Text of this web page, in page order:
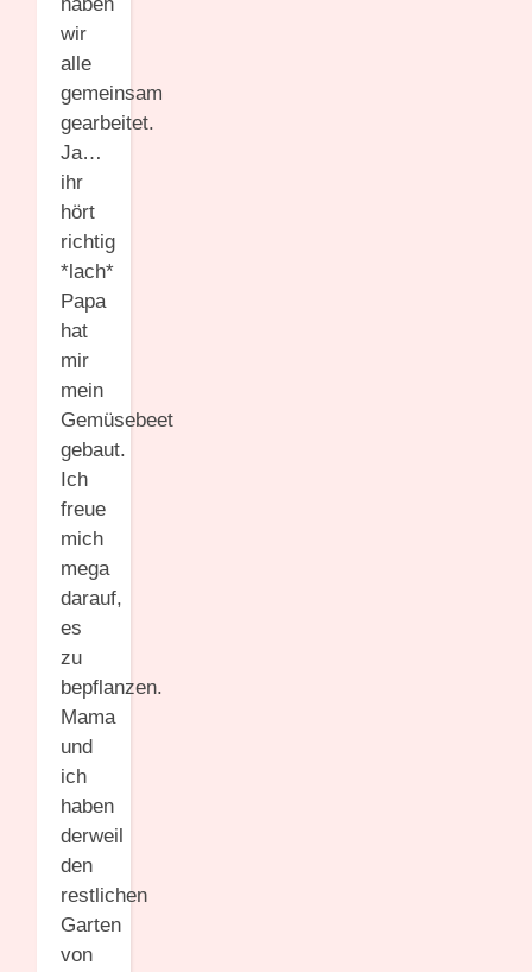
haben
wir
alle
gemeinsam
gearbeitet.
Ja…
ihr
hört
richtig
*lach*
Papa
hat
mir
mein
Gemüsebeet
gebaut.
Ich
freue
mich
mega
darauf,
es
zu
bepflanzen.
Mama
und
ich
haben
derweil
den
restlichen
Garten
von